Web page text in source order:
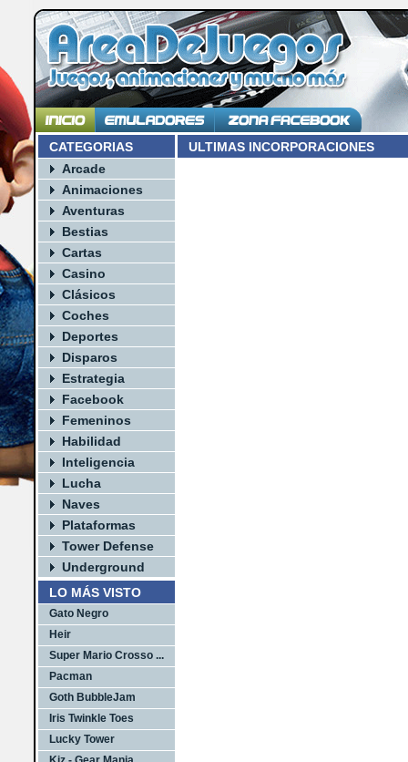
CATEGORIAS
Arcade
Animaciones
Aventuras
Bestias
Cartas
Casino
Clásicos
Coches
Deportes
Disparos
Estrategia
Facebook
Femeninos
Habilidad
Inteligencia
Lucha
Naves
Plataformas
Tower Defense
Underground
LO MÁS VISTO
Gato Negro
Heir
Super Mario Crosso ...
Pacman
Goth BubbleJam
Iris Twinkle Toes
Lucky Tower
ULTIMAS INCORPORACIONES